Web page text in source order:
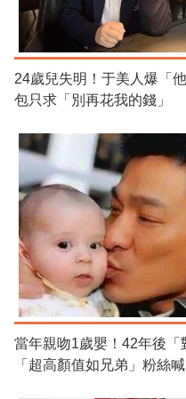
24歲兒失明！于美人爆「
包只求「別再花我的錢」
當年親吻1歲嬰！42年後
「超高顏值如兄弟」粉絲